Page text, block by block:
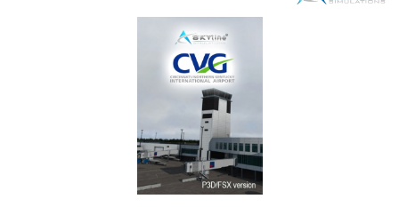
Airports of Mexico City & Central